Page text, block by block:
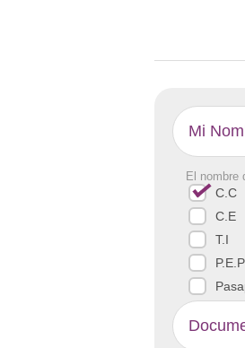
El nombre
C.C
C.E
T.I
P.E.P